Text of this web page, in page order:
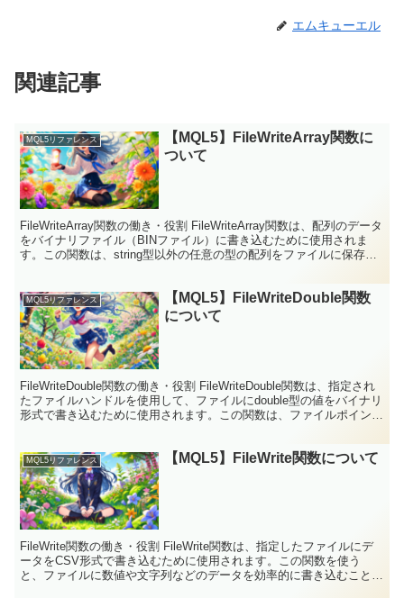
エムキューエル
関連記事
MQL5リファレンス
【MQL5】FileWriteArray関数に
ついて
FileWriteArray関数の働き・役割 FileWriteArray関数は、配列のデータ
をバイナリファイル（BINファイル）に書き込むために使用されま
す。この関数は、string型以外の任意の型の配列をファイルに保存す
MQL5リファレンス
【MQL5】FileWriteDouble関数
について
FileWriteDouble関数の働き・役割 FileWriteDouble関数は、指定され
たファイルハンドルを使用して、ファイルにdouble型の値をバイナリ
形式で書き込むために使用されます。この関数は、ファイルポインタ
MQL5リファレンス 【MQL5】FileWrite関数について
FileWrite関数の働き・役割 FileWrite関数は、指定したファイルにデ
ータをCSV形式で書き込むために使用されます。この関数を使う
と、ファイルに数値や文字列などのデータを効率的に書き込むことが